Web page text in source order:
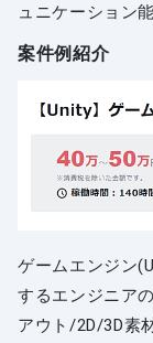
ュニケーション
案件例紹介
ゲームエンジン
するエンジニア
アウト/2D/3D素